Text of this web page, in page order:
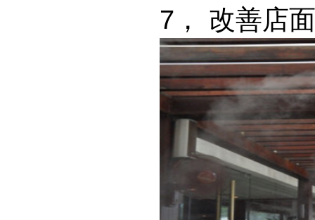
7 ， 改善店